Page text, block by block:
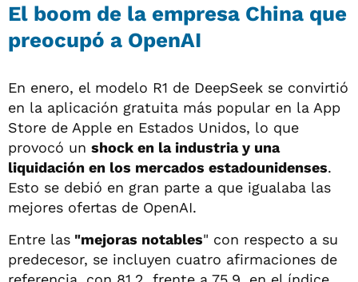
El boom de la empresa China que
preocupó a OpenAI
En enero, el modelo R1 de DeepSeek se convirtió
en la aplicación gratuita más popular en la App
Store de Apple en Estados Unidos, lo que
provocó un shock en la industria y una
liquidación en los mercados estadounidenses.
Esto se debió en gran parte a que igualaba las
mejores ofertas de OpenAI.
Entre las "mejoras notables" con respecto a su
predecesor, se incluyen cuatro afirmaciones de